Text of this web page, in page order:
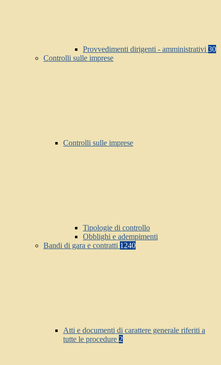
Provvedimenti dirigenti - amministrativi 30
Controlli sulle imprese
Controlli sulle imprese
Tipologie di controllo
Obblighi e adempimenti
Bandi di gara e contratti 1240
Atti e documenti di carattere generale riferiti a
tutte le procedure 2